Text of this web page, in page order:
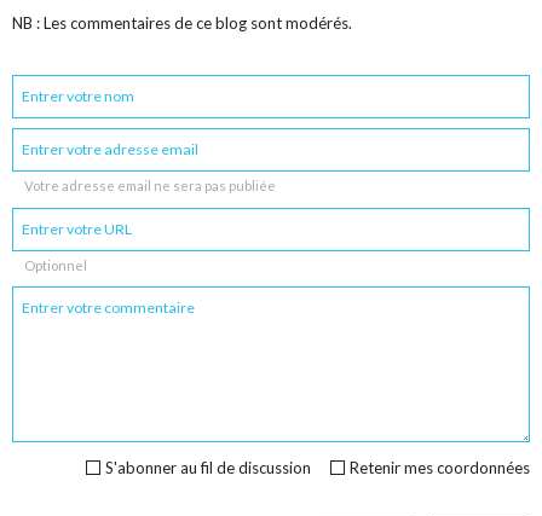
NB : Les commentaires de ce blog sont modérés.
Votre adresse email ne sera pas publiée
Optionnel
Retenir mes coordonnées
S'abonner au fil de discussion